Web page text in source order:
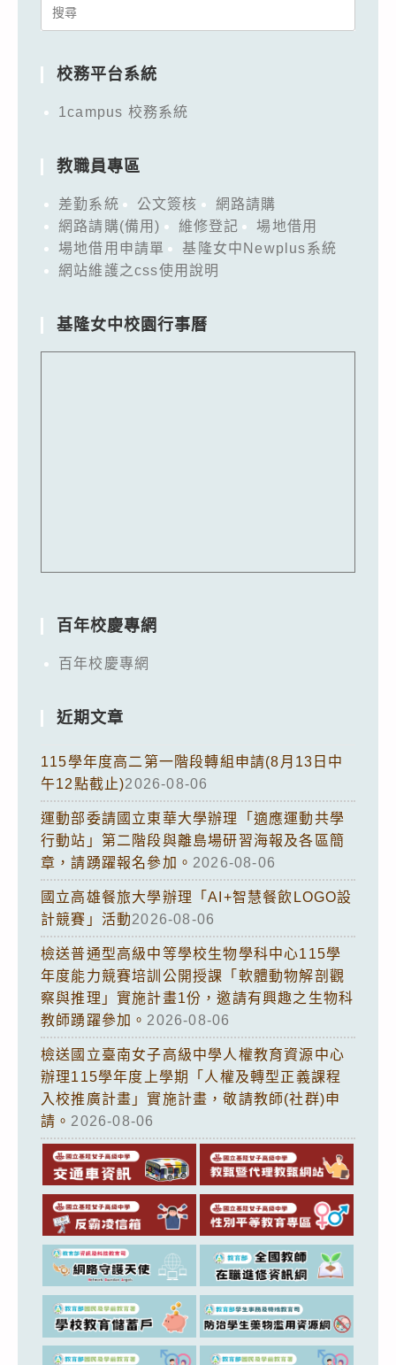
Search
校務平台系統
1campus 校務系統
教職員專區
差勤系統 公文簽核
網路請購
網路請購(備用)
維修登記
場地借用
場地借用申請單
基隆女中Newplus系統
網站維護之css使用說明
基隆女中校園行事曆
百年校慶專網
百年校慶專網
近期文章
115學年度高二第一階段轉組申請(8月13日中
午12點截止)2026-08-06
運動部委請國立東華大學辦理「適應運動共學
行動站」第二階段與離島場研習海報及各區簡
章，請踴躍報名參加。 2026-08-06
國立高雄餐旅大學辦理「AI+智慧餐飲LOGO設
計競賽」活動2026-08-06
檢送普通型高級中等學校生物學科中心115學
年度能力競賽培訓公開授課「軟體動物解剖觀
察與推理」實施計畫1份，邀請有興趣之生物科
教師踴躍參加。 2026-08-06
檢送國立臺南女子高級中學人權教育資源中心
辦理115學年度上學期「人權及轉型正義課程
入校推廣計畫」實施計畫，敬請教師(社群)申
請。 2026-08-06